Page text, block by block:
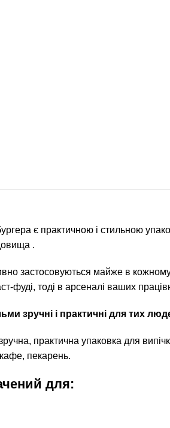
є практичною і стильною
.
застосовуються майже в
фуді, тоді в арсеналі ваших
зручні і практичні для тих
практична упаковка для
пекарень.
для: